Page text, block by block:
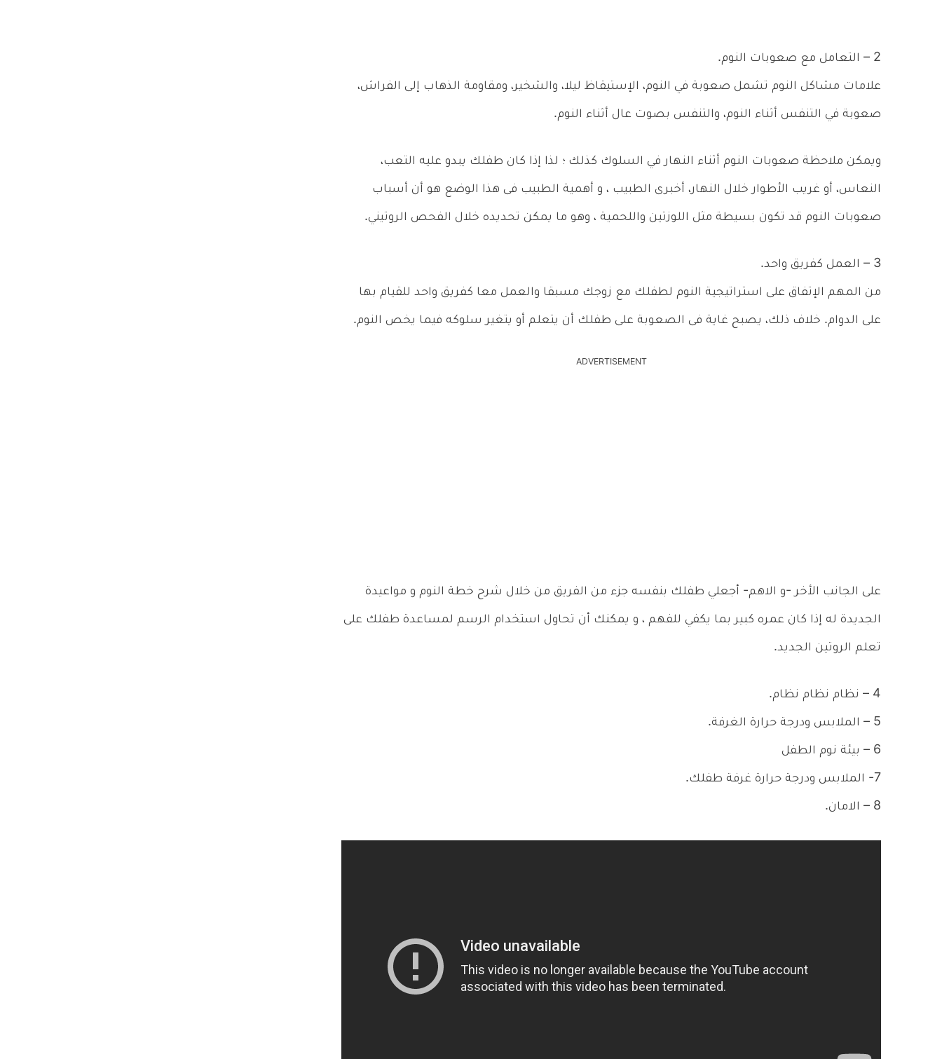
2 – التعامل مع صعوبات النوم.
علامات مشاكل النوم تشمل صعوبة في النوم، الإستيقاظ ليلا، والشخير، ومقاومة الذهاب إلى الفراش،
صعوبة في التنفس أثناء النوم، والتنفس بصوت عال أثناء النوم.
ويمكن ملاحظة صعوبات النوم أثناء النهار في السلوك كذلك ؛ لذا إذا كان طفلك يبدو عليه التعب،
النعاس، أو غريب الأطوار خلال النهار، أخبرى الطبيب ، و أهمية الطبيب فى هذا الوضع هو أن أسباب
صعوبات النوم قد تكون بسيطة مثل اللوزتين واللحمية ، وهو ما يمكن تحديده خلال الفحص الروتيني.
3 – العمل كفريق واحد.
من المهم الإتفاق على استراتيجية النوم لطفلك مع زوجك مسبقا والعمل معا كفريق واحد للقيام بها
على الدوام. خلاف ذلك، يصبح غاية فى الصعوبة على طفلك أن يتعلم أو يتغير سلوكه فيما يخص النوم.
ADVERTISEMENT
على الجانب الأخر -و الاهم- أجعلي طفلك بنفسه جزء من الفريق من خلال شرح خطة النوم و مواعيدة
الجديدة له إذا كان عمره كبير بما يكفي للفهم ، و يمكنك أن تحاول استخدام الرسم لمساعدة طفلك على
تعلم الروتين الجديد.
4 – نظام نظام نظام.
5 – الملابس ودرجة حرارة الغرفة.
6 – بيئة نوم الطفل
7- الملابس ودرجة حرارة غرفة طفلك.
8 – الامان.